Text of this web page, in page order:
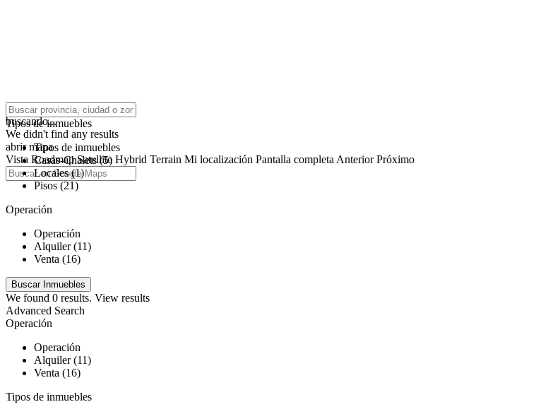
click to enable zoom
buscando...
We didn't find any results
abrir mapa
Vista Roadmap Satellite Hybrid Terrain Mi localización Pantalla completa Anterior Próximo
Tipos de inmuebles
Tipos de inmuebles
Casas-Chalets (5)
Locales (1)
Pisos (21)
Operación
Operación
Alquiler (11)
Venta (16)
We found 0 results. View results
Advanced Search
Operación
Operación
Alquiler (11)
Venta (16)
Tipos de inmuebles